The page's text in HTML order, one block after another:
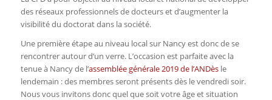
des réseaux professionnels de docteurs et d’augmenter la
visibilité du doctorat dans la société.
Une première étape au niveau local sur Nancy est donc de se
rencontrer autour d’un verre. L’occasion est parfaite avec la
tenue à Nancy de l’assemblée générale 2019 de l’ANDèsle
lendemain : des membres seront présents dès le vendredi soir.
Nous vous invitons donc quel que soit votre âge et situation